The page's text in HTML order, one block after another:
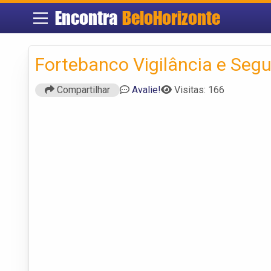
Encontra BeloHorizonte
Fortebanco Vigilância e
Compartilhar Avalie! Visitas: 166